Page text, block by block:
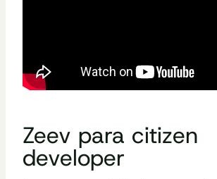
Zeev para citizen
developer